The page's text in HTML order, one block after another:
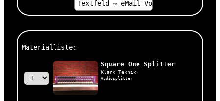
Materialliste:
Square One Splitter
Klark Teknik
Audiosplitter